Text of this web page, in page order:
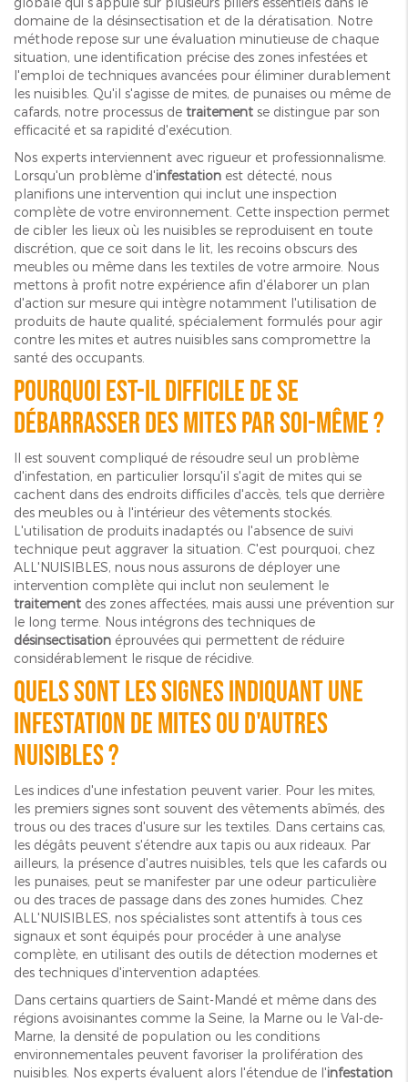
domaine de la désinsectisation et de la dératisation. Notre
méthode repose sur une évaluation minutieuse de chaque
situation, une identification précise des zones infestées et
l'emploi de techniques avancées pour éliminer durablement
les nuisibles. Qu'il s'agisse de mites, de punaises ou même de
cafards, notre processus de traitement se distingue par son
efficacité et sa rapidité d'exécution.
Nos experts interviennent avec rigueur et professionnalisme.
Lorsqu'un problème d'infestation est détecté, nous
planifions une intervention qui inclut une inspection
complète de votre environnement. Cette inspection permet
de cibler les lieux où les nuisibles se reproduisent en toute
discrétion, que ce soit dans le lit, les recoins obscurs des
meubles ou même dans les textiles de votre armoire. Nous
mettons à profit notre expérience afin d'élaborer un plan
d'action sur mesure qui intègre notamment l'utilisation de
produits de haute qualité, spécialement formulés pour agir
contre les mites et autres nuisibles sans compromettre la
santé des occupants.
Pourquoi est-il difficile de se
débarrasser des mites par soi-même ?
Il est souvent compliqué de résoudre seul un problème
d'infestation, en particulier lorsqu'il s'agit de mites qui se
cachent dans des endroits difficiles d'accès, tels que derrière
des meubles ou à l'intérieur des vêtements stockés.
L'utilisation de produits inadaptés ou l'absence de suivi
technique peut aggraver la situation. C'est pourquoi, chez
ALL'NUISIBLES, nous nous assurons de déployer une
intervention complète qui inclut non seulement le
traitement des zones affectées, mais aussi une prévention sur
le long terme. Nous intégrons des techniques de
désinsectisation éprouvées qui permettent de réduire
considérablement le risque de récidive.
Quels sont les signes indiquant une
infestation de mites ou d'autres
nuisibles ?
Les indices d'une infestation peuvent varier. Pour les mites,
les premiers signes sont souvent des vêtements abîmés, des
trous ou des traces d'usure sur les textiles. Dans certains cas,
les dégâts peuvent s'étendre aux tapis ou aux rideaux. Par
ailleurs, la présence d'autres nuisibles, tels que les cafards ou
les punaises, peut se manifester par une odeur particulière
ou des traces de passage dans des zones humides. Chez
ALL'NUISIBLES, nos spécialistes sont attentifs à tous ces
signaux et sont équipés pour procéder à une analyse
complète, en utilisant des outils de détection modernes et
des techniques d'intervention adaptées.
Dans certains quartiers de Saint-Mandé et même dans des
régions avoisinantes comme la Seine, la Marne ou le Val-de-
Marne, la densité de population ou les conditions
environnementales peuvent favoriser la prolifération des
nuisibles. Nos experts évaluent alors l'étendue de l'infestation